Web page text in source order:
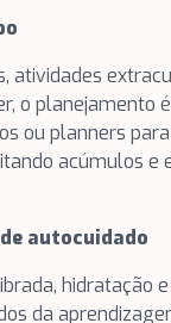
atividades
o planejamento
ou planners
acúmulos e
autocuidado
hidratação
da